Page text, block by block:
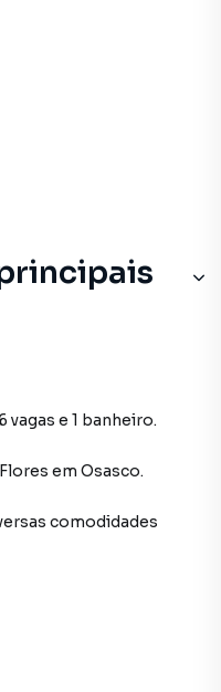
vagas e 1 banheiro.
em Osasco.
comodidades